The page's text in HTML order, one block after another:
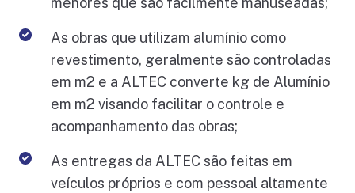
As obras que utilizam alumínio como
revestimento, geralmente são controladas
em m2 e a ALTEC converte kg de Alumínio
em m2 visando facilitar o controle e
acompanhamento das obras;
As entregas da ALTEC são feitas em
veículos próprios e com pessoal altamente